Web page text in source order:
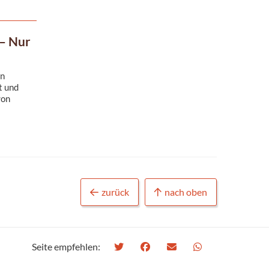
Nur
und
zurück nach oben
Seite empfehlen: